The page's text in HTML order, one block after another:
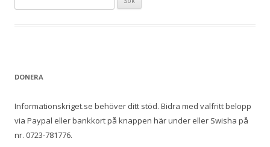
ö
DONERA
Informationskriget.se behöver ditt stöd. Bidra med valfritt belopp
via Paypal eller bankkort på knappen här under eller Swisha på
nr. 0723-781776.